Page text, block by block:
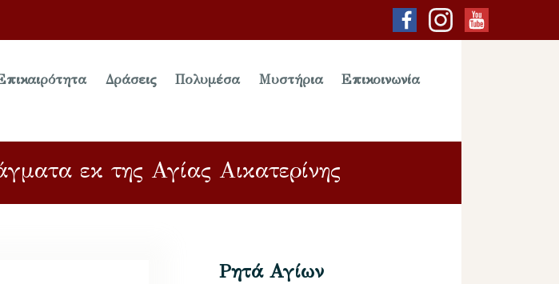
Δράσεις Πολυμέσα Μυστήρια Επικοινωνία
εκ της Αγίας Αικατερίνης
Ρητά Αγίων